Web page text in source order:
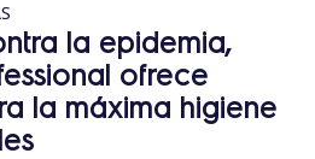
la epidemia,
ofrece
la máxima higiene